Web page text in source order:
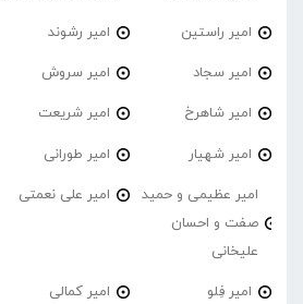
امیر راستین امیر رشوند
امیر سجاد امیر سروش
امیر شاهرخ امیر شریعت
امیر شهیار امیر طورانی
امیر عظیمی و حمید
صفت و احسان
علیخانی
امیر علی نعمتی
امیر فِلو امیر کمالی